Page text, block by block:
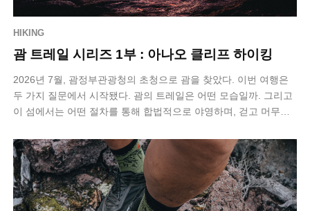
HIKING
괌 트레일 시리즈 1부 : 아나오 클리프 하이킹
2026년 7월, 괌정부관광청의 초청으로 괌을 찾았다. 이번 여행은
두 가지 질문에서 시작됐다. 괌의 트레일은 어떤 모습일까. 그리고
이 섬에서는 어떤 절차를 통해 합법적으로 야영하며, 걷고 머무는